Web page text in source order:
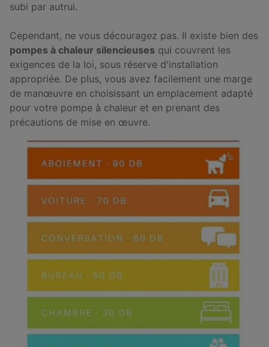
subi par autrui.
Cependant, ne vous découragez pas. Il existe bien des
pompes à chaleur silencieuses qui couvrent les
exigences de la loi, sous réserve d'installation
appropriée. De plus, vous avez facilement une marge
de manœuvre en choisissant un emplacement adapté
pour votre pompe à chaleur et en prenant des
précautions de mise en œuvre.